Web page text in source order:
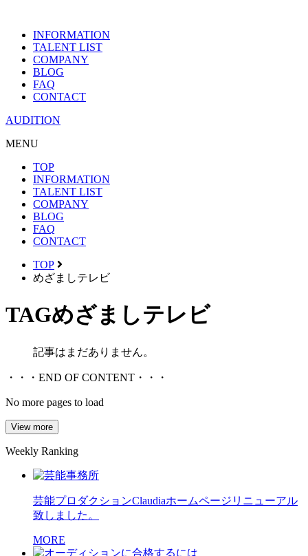
INFORMATION
TALENT LIST
COMPANY
BLOG
FAQ
CONTACT
AUDITION
MENU
TOP
INFORMATION
TALENT LIST
COMPANY
BLOG
FAQ
CONTACT
TOP
めざましテレビ
TAGめざましテレビ
記事はまだありません。
・・・END OF CONTENT・・・
No more pages to load
View more
Weekly Ranking
芸能プロダクションClaudiaホームページリニューアル
致しました。
MORE